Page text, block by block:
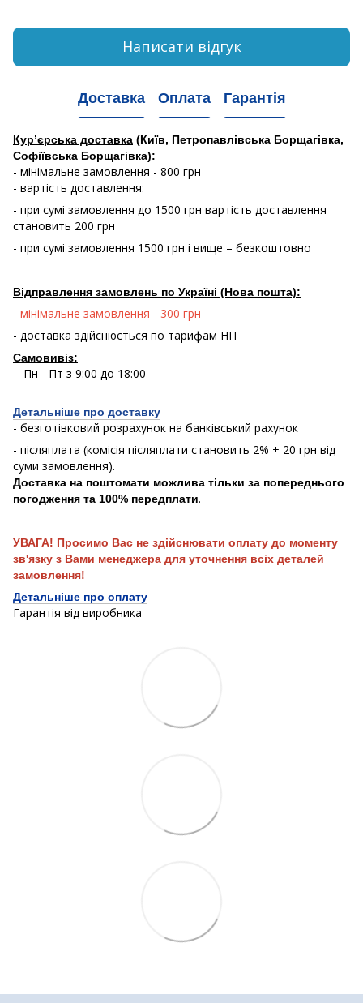
Написати відгук
Доставка Оплата Гарантія
Кур’єрська доставка (Київ, Петропавлівська Борщагівка,
Софіївська Борщагівка):
- мінімальне замовлення - 800 грн
- вартість доставлення:
- при сумі замовлення до 1500 грн вартість доставлення
становить 200 грн
- при сумі замовлення 1500 грн і вище – безкоштовно
Відправлення замовлень по Україні (Нова пошта):
- мінімальне замовлення - 300 грн
- доставка здійснюється по тарифам НП
Самовивіз:
- Пн - Пт з 9:00 до 18:00
Детальніше про доставку
- безготівковий розрахунок на банківський рахунок
- післяплата (комісія післяплати становить 2% + 20 грн від
суми замовлення).
Доставка на поштомати можлива тільки за попереднього
погодження та 100% передплати.
УВАГА! Просимо Вас не здійснювати оплату до моменту
зв'язку з Вами менеджера для уточнення всіх деталей
замовлення!
Детальніше про оплату
Гарантія від виробника